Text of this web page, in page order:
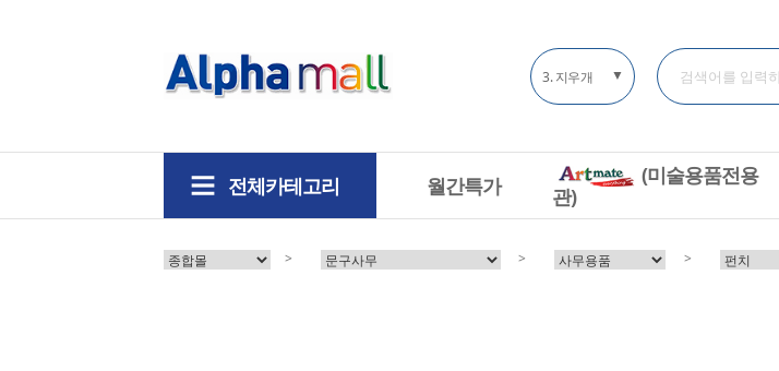
3. 지우개 ▼
전체카테고리 월간특가
(미술용품전용
관)
> > >